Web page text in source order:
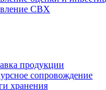
СВХ
продукции
сопровождение
хранения